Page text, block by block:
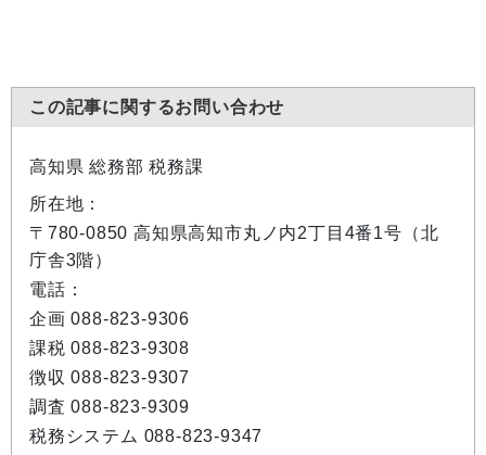
この記事に関するお問い合わせ
高知県 総務部 税務課
所在地：
〒780-0850 高知県高知市丸ノ内2丁目4番1号（北
庁舎3階）
電話：
企画 088-823-9306
課税 088-823-9308
徴収 088-823-9307
調査 088-823-9309
税務システム 088-823-9347